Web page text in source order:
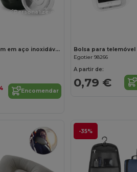
Personalize-o!
Copo de viagem em aço inoxidável 400 mL
Encomendar
Egotier 98266
A partir de:
0,79 €
-35%